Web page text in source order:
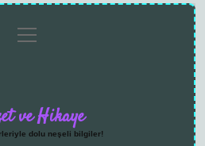
menüyü
aç
ve Hikaye
dolu neşeli bilgiler!